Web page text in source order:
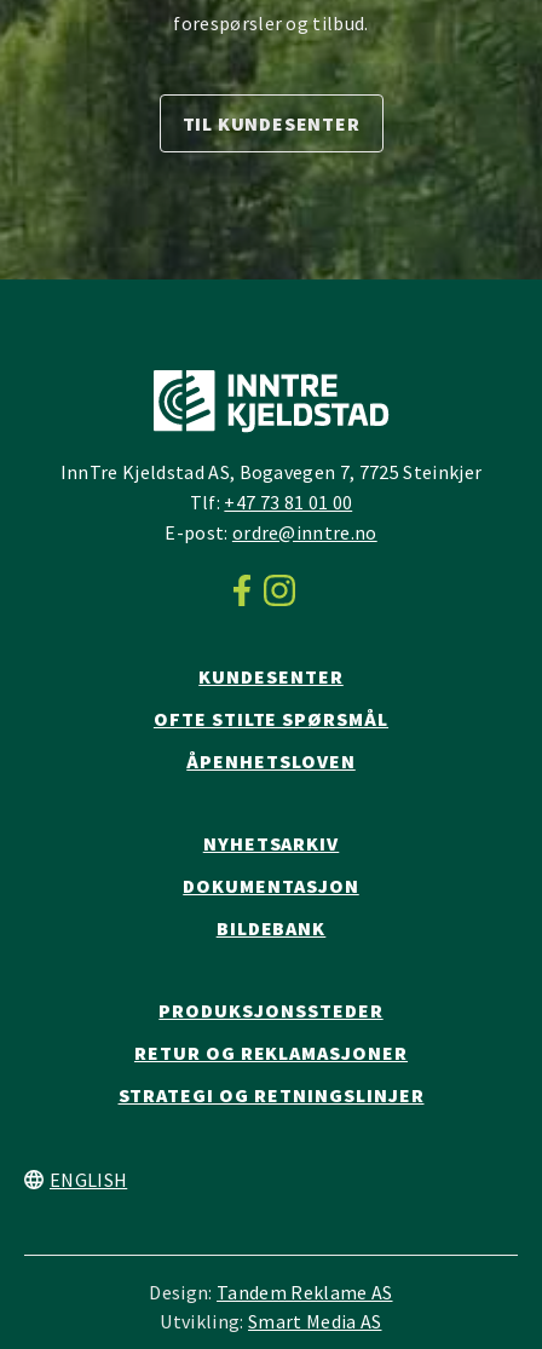
forespørsler og tilbud.
TIL KUNDESENTER
InnTre Kjeldstad AS, Bogavegen 7, 7725 Steinkjer
Tlf: +47 73 81 01 00
E-post: ordre@inntre.no
KUNDESENTER
OFTE STILTE SPØRSMÅL
ÅPENHETSLOVEN
NYHETSARKIV
DOKUMENTASJON
BILDEBANK
PRODUKSJONSSTEDER
RETUR OG REKLAMASJONER
STRATEGI OG RETNINGSLINJER
ENGLISH
Design: Tandem Reklame AS
Utvikling: Smart Media AS